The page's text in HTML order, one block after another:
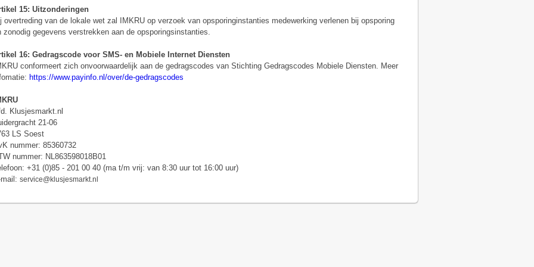
15: Uitzonderingen
overtreding van de lokale wet zal IMKRU op verzoek van opsporinginstanties medewerking verlenen bij opsporing
zonodig gegevens verstrekken aan de opsporingsinstanties.
16: Gedragscode voor SMS- en Mobiele Internet Diensten
conformeert zich onvoorwaardelijk aan de gedragscodes van Stichting Gedragscodes Mobiele Diensten. Meer
https://www.payinfo.nl/over/de-gedragscodes
Klusjesmarkt.nl
21-06
LS Soest
nummer: 85360732
nummer: NL863598018B01
+31 (0)85 - 201 00 40 (ma t/m vrij: van 8:30 uur tot 16:00 uur)
service@klusjesmarkt.nl